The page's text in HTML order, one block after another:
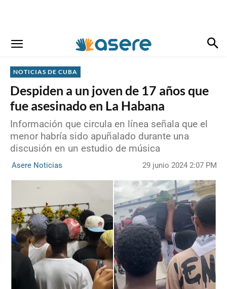
NOTICIAS DE CUBA
Despiden a un joven de 17 años que
fue asesinado en La Habana
Información que circula en línea señala que el
menor habría sido apuñalado durante una
discusión en un estudio de música
Asere Noticias 29 junio 2024 2:07 PM